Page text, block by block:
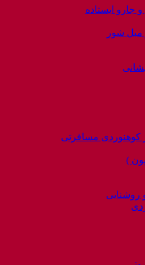
جارو ایستاده
شور
کوهنوردی مسافرتی
)
روشنایی